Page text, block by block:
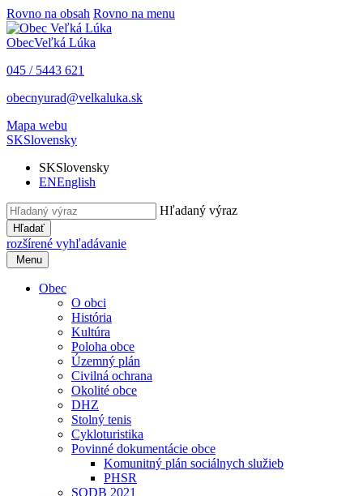
Rovno na obsah Rovno na menu
ObecVeľká Lúka
045 / 5443 621
obecnyurad@velkaluka.sk
Mapa webu
SKSlovensky
SKSlovensky
ENEnglish
Hľadaný výraz
Hľadať
rozšírené vyhľadávanie
Menu
Obec
O obci
História
Kultúra
Poloha obce
Územný plán
Civilná ochrana
Okolité obce
DHZ
Stolný tenis
Cykloturistika
Povinné dokumentácie obce
Komunitný plán sociálnych služieb
PHSR
SODB 2021